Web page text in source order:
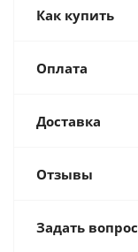
Как купить
Оплата
Доставка
Отзывы
Задать вопрос